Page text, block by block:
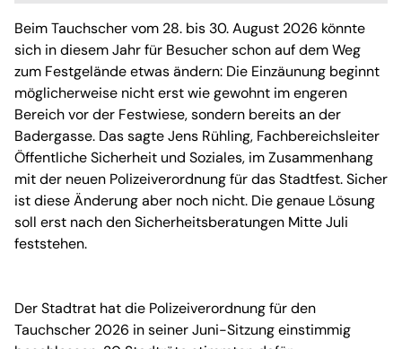
Beim Tauchscher vom 28. bis 30. August 2026 könnte
sich in diesem Jahr für Besucher schon auf dem Weg
zum Festgelände etwas ändern: Die Einzäunung beginnt
möglicherweise nicht erst wie gewohnt im engeren
Bereich vor der Festwiese, sondern bereits an der
Badergasse. Das sagte Jens Rühling, Fachbereichsleiter
Öffentliche Sicherheit und Soziales, im Zusammenhang
mit der neuen Polizeiverordnung für das Stadtfest. Sicher
ist diese Änderung aber noch nicht. Die genaue Lösung
soll erst nach den Sicherheitsberatungen Mitte Juli
feststehen.
Der Stadtrat hat die Polizeiverordnung für den
Tauchscher 2026 in seiner Juni-Sitzung einstimmig